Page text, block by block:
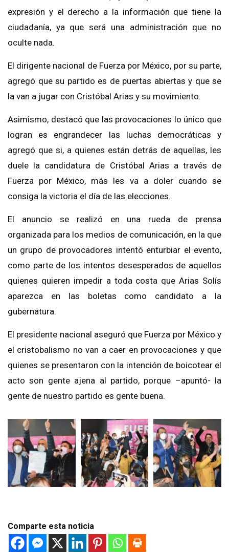
expresión y el derecho a la información que tiene la
ciudadanía, ya que será una administración que no
oculte nada.
El dirigente nacional de Fuerza por México, por su parte,
agregó que su partido es de puertas abiertas y que se
la van a jugar con Cristóbal Arias y su movimiento.
Asimismo, destacó que las provocaciones lo único que
logran es engrandecer las luchas democráticas y
agregó que si, a quienes están detrás de aquellas, les
duele la candidatura de Cristóbal Arias a través de
Fuerza por México, más les va a doler cuando se
consiga la victoria el día de las elecciones.
El anuncio se realizó en una rueda de prensa
organizada para los medios de comunicación, en la que
un grupo de provocadores intentó enturbiar el evento,
como parte de los intentos desesperados de aquellos
quienes quieren impedir a toda costa que Arias Solís
aparezca en las boletas como candidato a la
gubernatura.
El presidente nacional aseguró que Fuerza por México y
el cristobalismo no van a caer en provocaciones y que
quienes se presentaron con la intención de boicotear el
acto son gente ajena al partido, porque –apuntó- la
gente de nuestro partido es gente buena.
Comparte esta noticia